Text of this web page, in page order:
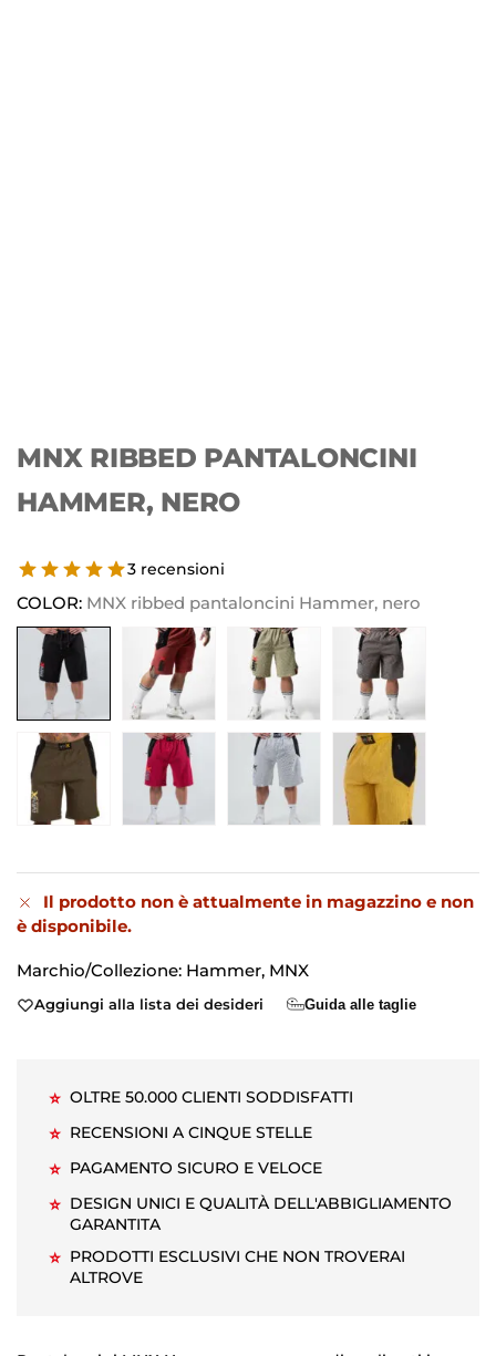
MNX RIBBED PANTALONCINI
HAMMER, NERO
3 recensioni
COLOR: MNX ribbed pantaloncini Hammer, nero
Il prodotto non è attualmente in magazzino e non
è disponibile.
Marchio/Collezione: Hammer, MNX
Aggiungi alla lista dei desideri Guida alle taglie
⭐ OLTRE 50.000 CLIENTI SODDISFATTI
⭐ RECENSIONI A CINQUE STELLE
⭐ PAGAMENTO SICURO E VELOCE
⭐ DESIGN UNICI E QUALITÀ DELL'ABBIGLIAMENTO
GARANTITA
⭐ PRODOTTI ESCLUSIVI CHE NON TROVERAI
ALTROVE